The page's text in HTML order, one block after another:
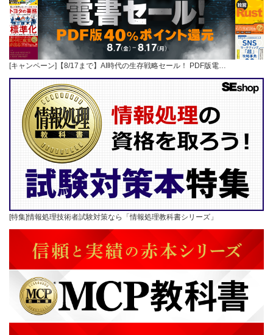
[キャンペーン]【8/17まで】AI時代の生存戦略セール！ PDF版電…
[特集]情報処理技術者試験対策なら「情報処理教科書シリーズ」